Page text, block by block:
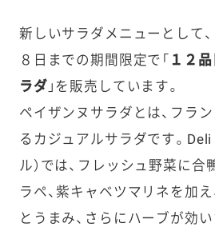
新しいサラダメニューとして
８日までの期間限定で「 １２
ラダ 」を販売しています。
ペイザンヌサラダとは、フラ
るカジュアルサラダです。
ル）では、フレッシュ野菜に
ラペ、紫キャベツマリネを加え
とうまみ、さらにハーブが効